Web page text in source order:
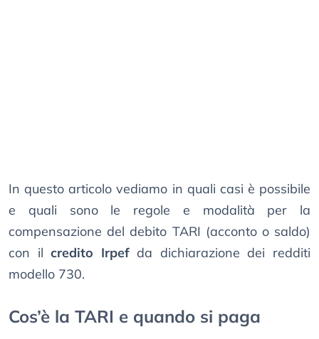
In questo articolo vediamo in quali casi è possibile
e quali sono le regole e modalità per la
compensazione del debito TARI (acconto o saldo)
con ilcredito Irpefda dichiarazione dei redditi
modello 730.
Cos’è la TARI e quando si paga